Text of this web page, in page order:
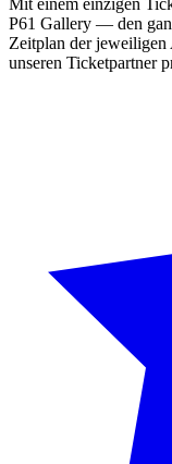
P61 Gallery — den
Zeitplan der
unseren Ticketpartner